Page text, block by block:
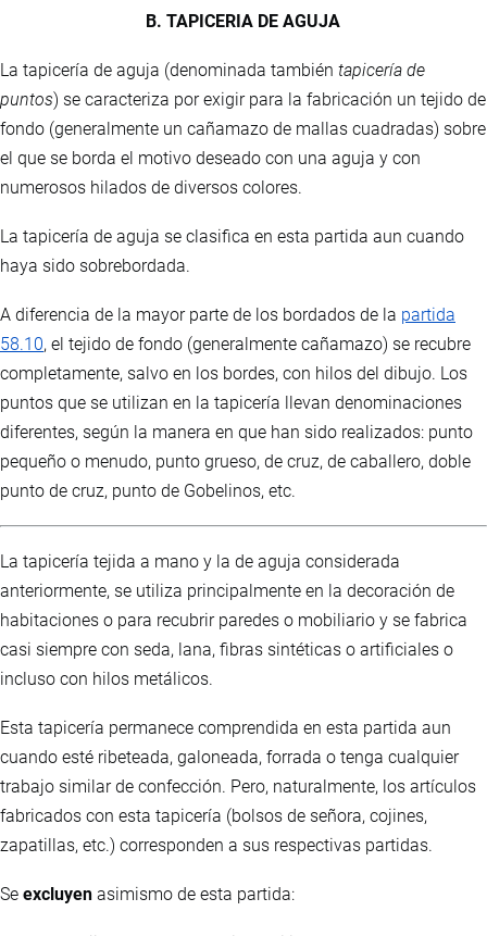
B. TAPICERIA DE AGUJA
La tapicería de aguja (denominada también tapicería de
puntos) se caracteriza por exigir para la fabricación un tejido de
fondo (generalmente un cañamazo de mallas cuadradas) sobre
el que se borda el motivo deseado con una aguja y con
numerosos hilados de diversos colores.
La tapicería de aguja se clasifica en esta partida aun cuando
haya sido sobrebordada.
A diferencia de la mayor parte de los bordados de la partida
58.10, el tejido de fondo (generalmente cañamazo) se recubre
completamente, salvo en los bordes, con hilos del dibujo. Los
puntos que se utilizan en la tapicería llevan denominaciones
diferentes, según la manera en que han sido realizados: punto
pequeño o menudo, punto grueso, de cruz, de caballero, doble
punto de cruz, punto de Gobelinos, etc.
La tapicería tejida a mano y la de aguja considerada
anteriormente, se utiliza principalmente en la decoración de
habitaciones o para recubrir paredes o mobiliario y se fabrica
casi siempre con seda, lana, fibras sintéticas o artificiales o
incluso con hilos metálicos.
Esta tapicería permanece comprendida en esta partida aun
cuando esté ribeteada, galoneada, forrada o tenga cualquier
trabajo similar de confección. Pero, naturalmente, los artículos
fabricados con esta tapicería (bolsos de señora, cojines,
zapatillas, etc.) corresponden a sus respectivas partidas.
Se excluyen asimismo de esta partida: